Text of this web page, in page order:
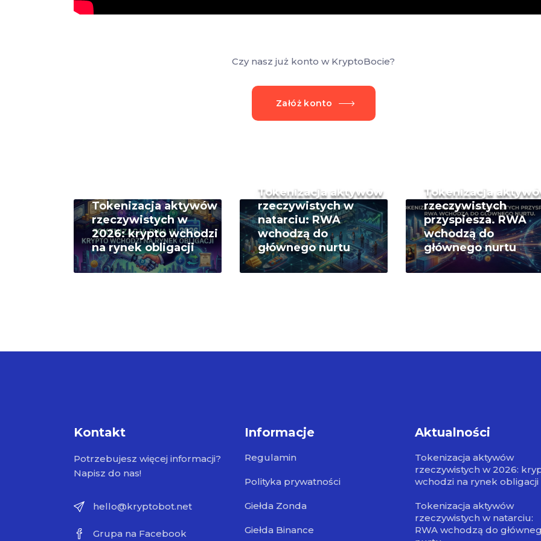
Czy nasz już konto w KryptoBocie?
Załóż konto
Tokenizacja aktywów
rzeczywistych w
2026: krypto wchodzi
na rynek obligacji
Tokenizacja aktywów
rzeczywistych w
natarciu: RWA
wchodzą do
głównego nurtu
Tokenizacja
rzeczywistych
przyspiesza. RWA
wchodzą do
głównego nurtu
Kontakt
Potrzebujesz więcej informacji?
Napisz do nas!
hello@kryptobot.net
Grupa na Facebook
Informacje
Regulamin
Polityka prywatności
Giełda Zonda
Giełda Binance
Aktualności
Tokenizacja aktywów
rzeczywistych w 2026:
wchodzi na rynek obligacji
Tokenizacja aktywów
rzeczywistych w natarciu:
RWA wchodzą do